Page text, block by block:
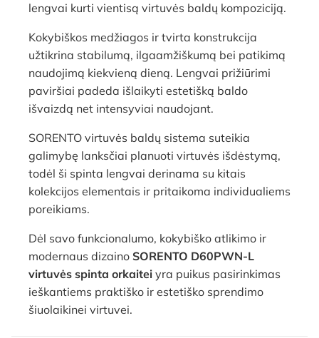
lengvai kurti vientisą virtuvės baldų kompoziciją.
Kokybiškos medžiagos ir tvirta konstrukcija
užtikrina stabilumą, ilgaamžiškumą bei patikimą
naudojimą kiekvieną dieną. Lengvai prižiūrimi
paviršiai padeda išlaikyti estetišką baldo
išvaizdą net intensyviai naudojant.
SORENTO virtuvės baldų sistema suteikia
galimybę lanksčiai planuoti virtuvės išdėstymą,
todėl ši spinta lengvai derinama su kitais
kolekcijos elementais ir pritaikoma individualiems
poreikiams.
Dėl savo funkcionalumo, kokybiško atlikimo ir
modernaus dizaino SORENTO D60PWN-L
virtuvės spinta orkaitei yra puikus pasirinkimas
ieškantiems praktiško ir estetiško sprendimo
šiuolaikinei virtuvei.